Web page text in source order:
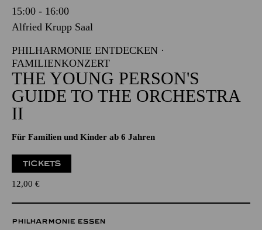
15:00 - 16:00
Alfried Krupp Saal
PHILHARMONIE ENTDECKEN ·
FAMILIENKONZERT
THE YOUNG PERSON'S
GUIDE TO THE ORCHESTRA
II
Für Familien und Kinder ab 6 Jahren
TICKETS
12,00 €
PHILHARMONIE ESSEN